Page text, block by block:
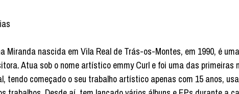
Miranda nascida em Vila Real de Trás-os-Montes, em 1990, é
Atua sob o nome artístico emmy Curl e foi uma das primeiras
tendo começado o seu trabalho artístico apenas com 15 anos,